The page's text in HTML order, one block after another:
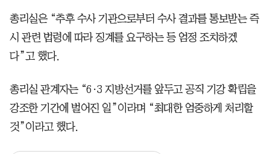
총리실은 “추후 수사 기관으로부터 수사 결과를 통보받는 즉
시 관련 법령에 따라 징계를 요구하는 등 엄정 조치하겠
다”고 했다.
총리실 관계자는 “6·3 지방선거를 앞두고 공직 기강 확립을
강조한 기간에 벌어진 일”이라며 “최대한 엄중하게 처리할
것”이라고 했다.